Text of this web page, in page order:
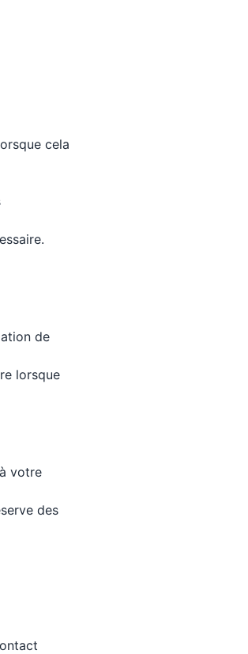
cela
de
lorsque
votre
des